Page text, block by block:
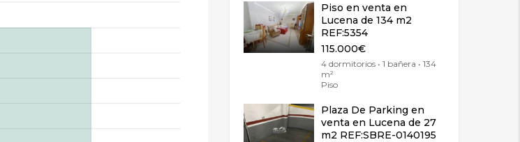
Piso en venta en
Lucena de 134 m2
REF:5354
115.000€
4 dormitorios • 1 bañera • 134
m²
Piso
Plaza De Parking en
venta en Lucena de 27
m2 REF:SBRE-0140195